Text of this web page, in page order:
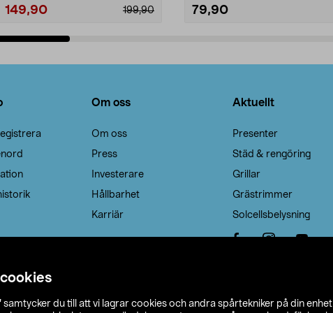
samtycker du till att vi lagrar cookies och andra spårtekniker på din enhet
199,90
149,90 79,90
Om oss
Om oss
Press
Investerare
Hållbarhet
Karriär
Aktuellt
Presenter
Städ & rengöring
Grillar
Grästrimmer
Solcellsbelysning